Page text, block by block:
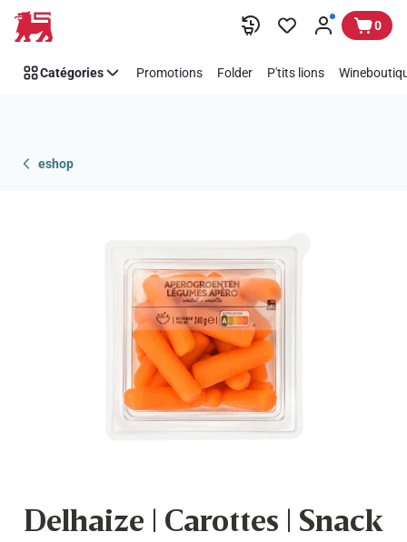
Passer 0
Catégories Promotions Folder P'tits lions
eshop
Delhaize | Carottes | Snack